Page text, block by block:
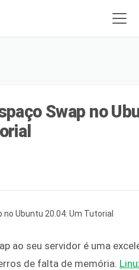
Swap no
ao seu servidor é uma
de falta de memória.